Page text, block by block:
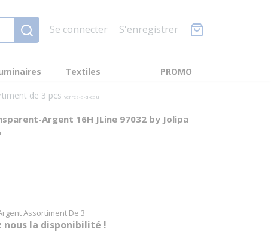
Se connecter S'enregistrer
PROMO
Textiles
de 3 pcs verres-a-d-eau
Argent 16H JLine 97032 by Jolipa
Assortiment De 3
nous la disponibilité !